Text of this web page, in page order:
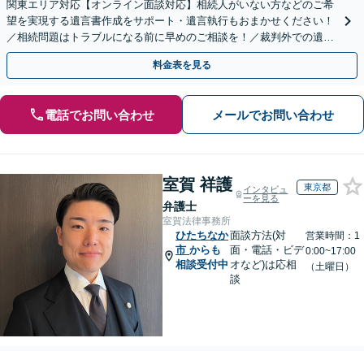
関東エリア対応【オンライン面談対応】相続人がいない方などのご希
望を実現する遺言書作成をサポート・遺言執行もおまかせください！
／相続問題はトラブルになる前に早めのご相談を！／裁判外での遺産
分割協議の経験多数【完全個室】
料金表を見る
電話でお問い合わせ メールでお問い合わせ
室賀 祥護
弁護士
インタビュ
ーを見る
東京都
室賀法律事務所
ひたちなか
市 からも
相談受付中
面談方法(対
面・電話・ビデ
オなど)は応相
談
営業時間：1
0:00~17:00
（土曜日）